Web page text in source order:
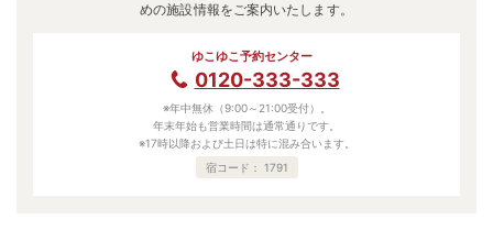
めの施設情報をご案内いたします。
ゆこゆこ予約センター
0120-333-333
※年中無休（9:00～21:00受付）。
年末年始も営業時間は通常通りです。
※17時以降および土日は特に混み合います。
宿コード： 1791